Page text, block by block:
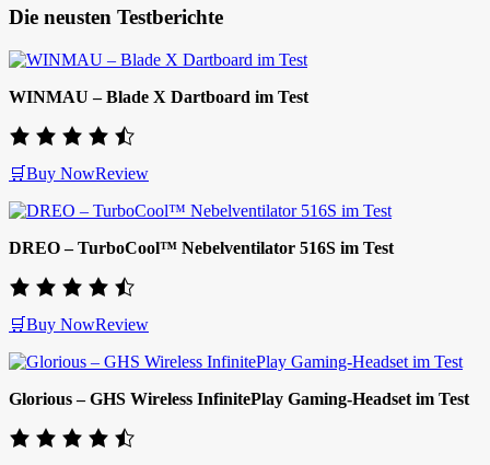
Die neusten Testberichte
WINMAU – Blade X Dartboard im Test
🛒Buy NowReview
DREO – TurboCool™ Nebelventilator 516S im Test
🛒Buy NowReview
Glorious – GHS Wireless InfinitePlay Gaming-Headset im Test